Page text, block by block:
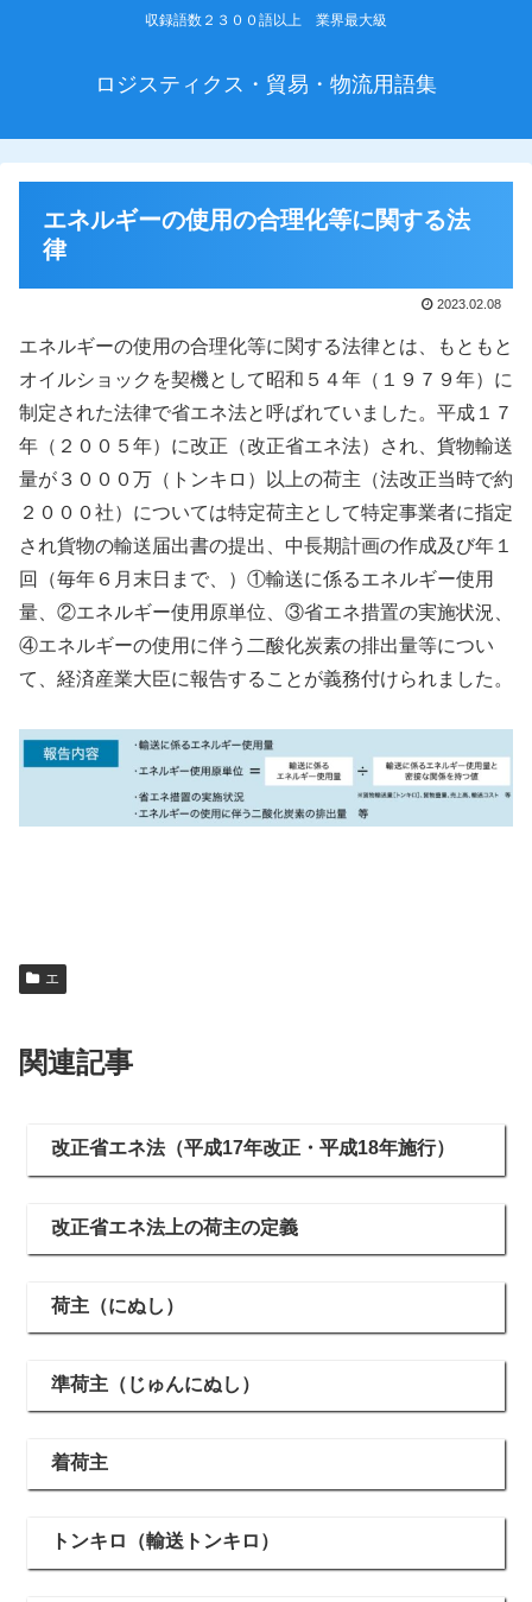
収録語数２３００語以上 業界最大級
ロジスティクス・貿易・物流用語集
エネルギーの使用の合理化等に関する法
律
2023.02.08
エネルギーの使用の合理化等に関する法律とは、もともと
オイルショックを契機として昭和５４年（１９７９年）に
制定された法律で省エネ法と呼ばれていました。平成１７
年（２００５年）に改正（改正省エネ法）され、貨物輸送
量が３０００万（トンキロ）以上の荷主（法改正当時で約
２０００社）については特定荷主として特定事業者に指定
され貨物の輸送届出書の提出、中長期計画の作成及び年１
回（毎年６月末日まで、）①輸送に係るエネルギー使用
量、②エネルギー使用原単位、③省エネ措置の実施状況、
④エネルギーの使用に伴う二酸化炭素の排出量等につい
て、経済産業大臣に報告することが義務付けられました。
エ
関連記事
改正省エネ法（平成17年改正・平成18年施行）
改正省エネ法上の荷主の定義
荷主（にぬし）
準荷主（じゅんにぬし）
着荷主
トンキロ（輸送トンキロ）